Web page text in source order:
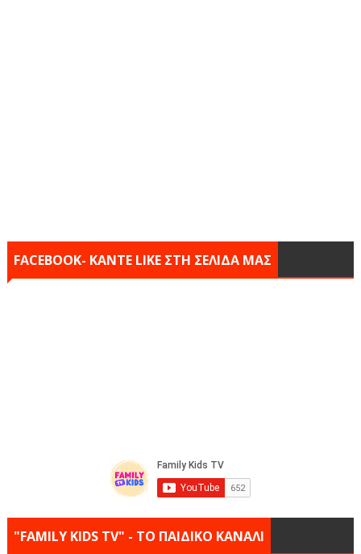
FACEBOOK- KANTE LIKE ΣΤΗ ΣΕΛΙΔΑ ΜΑΣ
"FAMILY KIDS TV" - ΤΟ ΠΑΙΔΙΚΟ ΚΑΝΑΛΙ